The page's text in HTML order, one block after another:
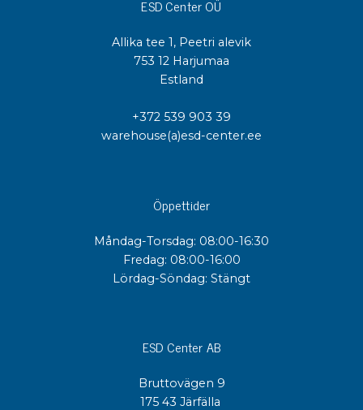
ESD Center OÜ
Allika tee 1, Peetri alevik
753 12 Harjumaa
Estland
+372 539 903 39
warehouse(a)esd-center.ee
Öppettider
Måndag-Torsdag: 08:00-16:30
Fredag: 08:00-16:00
Lördag-Söndag: Stängt
ESD Center AB
Bruttovägen 9
175 43 Järfälla